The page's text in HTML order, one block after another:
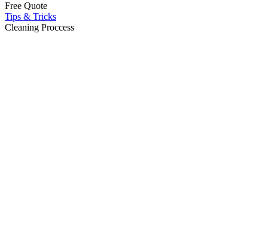
Free Quote
Tips & Tricks
Cleaning Proccess